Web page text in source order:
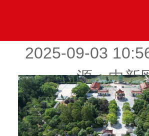
2025-09-03
源：中新